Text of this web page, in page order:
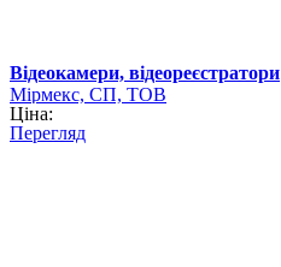
Відеокамери, відеореєстратори
Мірмекс, СП, ТОВ
Ціна:
Перегляд